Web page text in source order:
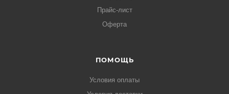
Прайс-лист
Оферта
ПОМОЩЬ
Условия оплаты